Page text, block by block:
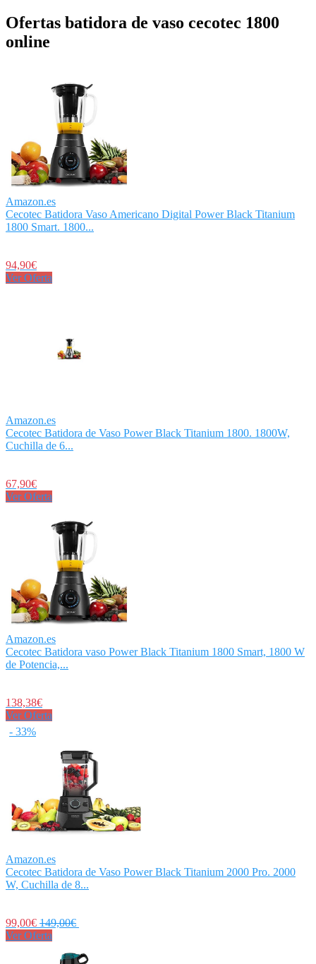
Ofertas batidora de vaso cecotec 1800
online
Amazon.es
Cecotec Batidora Vaso Americano Digital Power Black Titanium
1800 Smart. 1800...
94,90€
Ver Oferta
Amazon.es
Cecotec Batidora de Vaso Power Black Titanium 1800. 1800W,
Cuchilla de 6...
67,90€
Ver Oferta
Amazon.es
Cecotec Batidora vaso Power Black Titanium 1800 Smart, 1800 W
de Potencia,...
138,38€
Ver Oferta
- 33%
Amazon.es
Cecotec Batidora de Vaso Power Black Titanium 2000 Pro. 2000
W, Cuchilla de 8...
99,00€ 149,00€
Ver Oferta